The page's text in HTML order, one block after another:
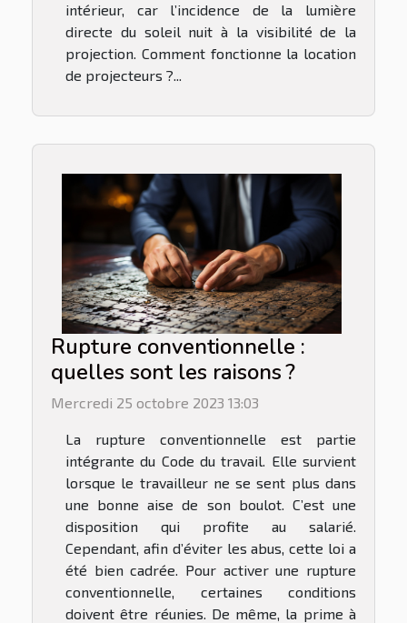
intérieur, car l’incidence de la lumière
directe du soleil nuit à la visibilité de la
projection. Comment fonctionne la location
de projecteurs ?...
Rupture conventionnelle :
quelles sont les raisons ?
Mercredi 25 octobre 2023 13:03
La rupture conventionnelle est partie
intégrante du Code du travail. Elle survient
lorsque le travailleur ne se sent plus dans
une bonne aise de son boulot. C’est une
disposition qui profite au salarié.
Cependant, afin d’éviter les abus, cette loi a
été bien cadrée. Pour activer une rupture
conventionnelle, certaines conditions
doivent être réunies. De même, la prime à